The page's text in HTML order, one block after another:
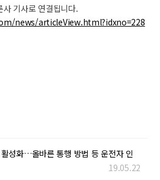
기사로 연결됩니다.
news/articleView.html?idxno=228
성화…올바른 통행 방법 등 운전자 인
19.05.22